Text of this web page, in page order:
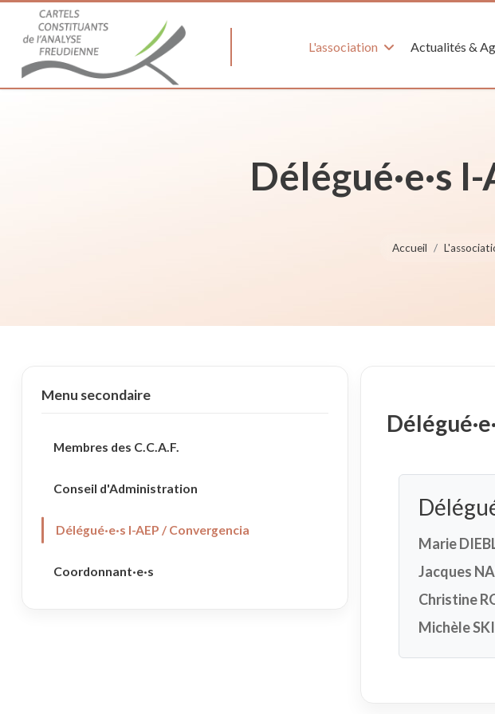
L'association Actualités &
Délégué·e·s
Accueil
Menu secondaire
Membres des C.C.A.F.
Conseil d'Administration
Délégué·e·s I-AEP / Convergencia
Coordonnant·e·s
Marie
Jacques
Christine
Michèle